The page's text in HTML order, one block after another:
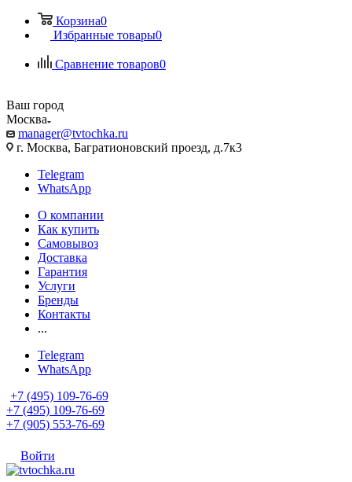
Корзина0
Избранные товары0
Сравнение товаров0
Ваш город
Москва
manager@tvtochka.ru
г. Москва, Багратионовский проезд, д.7к3
Telegram
WhatsApp
О компании
Как купить
Самовывоз
Доставка
Гарантия
Услуги
Бренды
Контакты
...
Telegram
WhatsApp
+7 (495) 109-76-69
+7 (495) 109-76-69
+7 (905) 553-76-69
Войти